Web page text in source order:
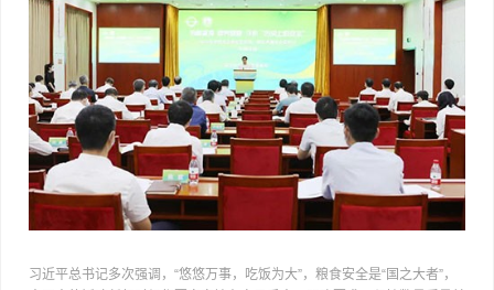
习近平总书记多次强调，“悠悠万事，吃饭为大”，粮食安全是“国之大者”，